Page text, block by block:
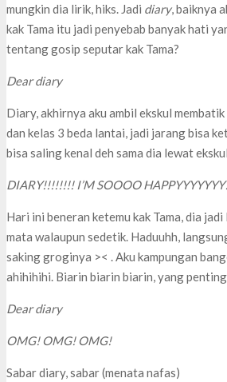
mungkin dia lirik, hiks. Jadi diary, baiknya
kak Tama itu jadi penyebab banyak hati
tentang gosip seputar kak Tama?
Dear diary
Diary, akhirnya aku ambil ekskul
dan kelas 3 beda lantai, jadi jarang bisa
bisa saling kenal deh sama dia lewat
DIARY!!!!!!!! I’M SOOOO
Hari ini beneran ketemu kak Tama, dia
mata walaupun sedetik. Haduuhh,
saking groginya >< . Aku kampungan
ahihihihi. Biarin biarin biarin, yang
Dear diary
OMG! OMG! OMG!
Sabar diary, sabar (menata nafas)